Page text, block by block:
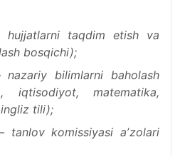
hujjatlarni taqdim etish va
bosqichi);
bilimlarni baholash
iqtisodiyot, matematika,
tili);
tanlov komissiyasi aʼzolari